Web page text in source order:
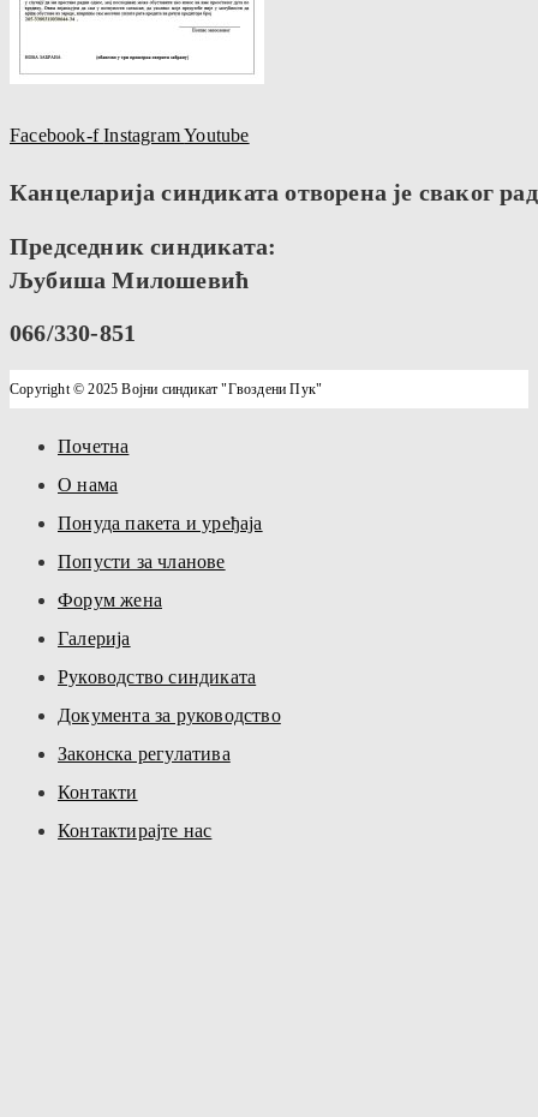
Facebook-f InstagramYoutube
Канцеларија синдиката отворена је сваког
Председник синдиката:
Љубиша Милошевић
066/330-851
Copyright © 2025 Војни синдикат "Гвоздени Пук"
Почетна
О нама
Понуда пакета и уређаја
Попусти за чланове
Форум жена
Галерија
Руководство синдиката
Документа за руководство
Законска регулатива
Контакти
Контактирајте нас